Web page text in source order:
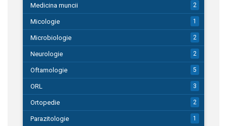
Medicina muncii 2
Micologie 1
Microbiologie 2
Neurologie 2
Oftamologie 5
ORL 3
Ortopedie 2
Parazitologie 1